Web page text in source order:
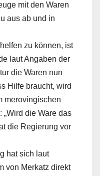
mit den Waren
aus ab und in
zu können, ist
laut Angaben der
die Waren nun
Hilfe braucht, wird
merovingischen
die Ware das
die Regierung vor
hat sich laut
von Merkatz direkt